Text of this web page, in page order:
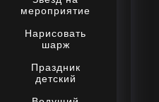
мероприятие
Нарисовать
шарж
Праздник
детский